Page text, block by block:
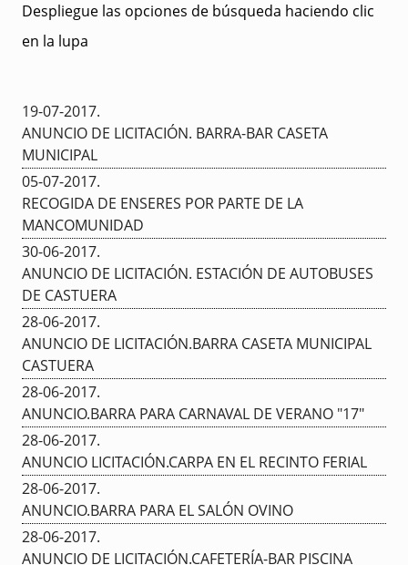
Despliegue las opciones de búsqueda haciendo clic
en la lupa
19-07-2017.
ANUNCIO DE LICITACIÓN. BARRA-BAR CASETA
MUNICIPAL
05-07-2017.
RECOGIDA DE ENSERES POR PARTE DE LA
MANCOMUNIDAD
30-06-2017.
ANUNCIO DE LICITACIÓN. ESTACIÓN DE AUTOBUSES
DE CASTUERA
28-06-2017.
ANUNCIO DE LICITACIÓN.BARRA CASETA MUNICIPAL
CASTUERA
28-06-2017.
ANUNCIO.BARRA PARA CARNAVAL DE VERANO "17"
28-06-2017.
ANUNCIO LICITACIÓN.CARPA EN EL RECINTO FERIAL
28-06-2017.
ANUNCIO.BARRA PARA EL SALÓN OVINO
28-06-2017.
ANUNCIO DE LICITACIÓN.CAFETERÍA-BAR PISCINA